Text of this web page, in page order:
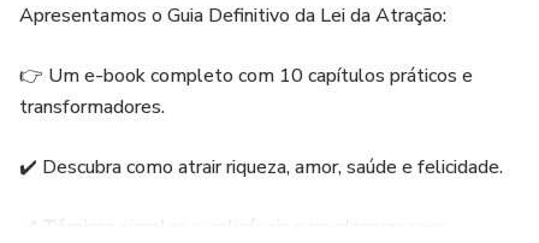
Apresentamos o Guia Definitivo da Lei da Atração:
👉 Um e-book completo com 10 capítulos práticos e
transformadores.
✔️ Descubra como atrair riqueza, amor, saúde e felicidade.
✔️ Técnicas simples e aplicáveis para alcançar seus